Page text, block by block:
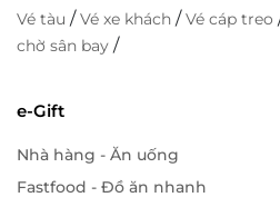
Vé tàu /Vé xe khách /Vé cáp treo
chờ sân bay /
e-Gift
Nhà hàng - Ăn uống
Fastfood - Đồ ăn nhanh